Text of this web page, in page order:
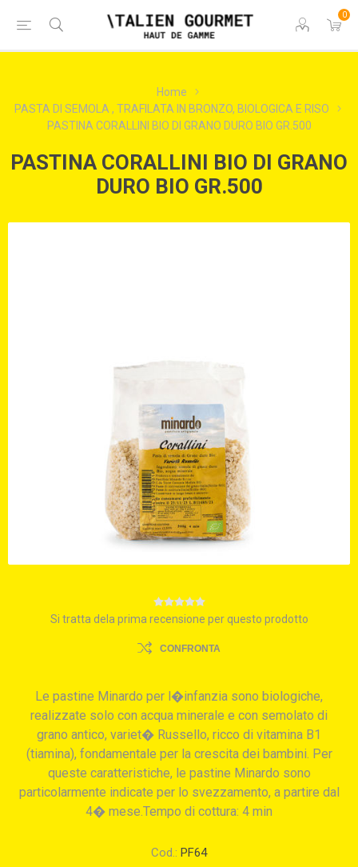
0
Home
PASTA DI SEMOLA , TRAFILATA IN BRONZO, BIOLOGICA E RISO
PASTINA CORALLINI BIO DI GRANO DURO BIO GR.500
PASTINA CORALLINI BIO DI GRANO
DURO BIO GR.500
Si tratta dela prima recensione per questo prodotto
CONFRONTA
Le pastine Minardo per l�infanzia sono biologiche,
realizzate solo con acqua minerale e con semolato di
grano antico, variet� Russello, ricco di vitamina B1
(tiamina), fondamentale per la crescita dei bambini. Per
queste caratteristiche, le pastine Minardo sono
particolarmente indicate per lo svezzamento, a partire dal
4� mese.Tempo di cottura: 4 min
Cod.: PF64